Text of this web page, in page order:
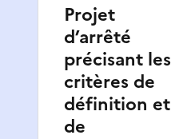
Projet
d’arrêté
précisant les
critères de
définition et
de